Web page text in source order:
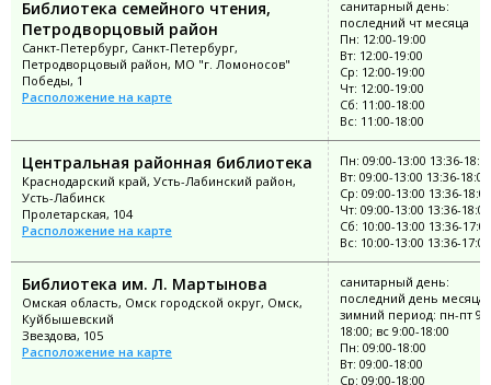
Библиотека семейного чтения,
Петродворцовый район
Санкт-Петербург, Санкт-Петербург,
Петродворцовый район, МО "г. Ломоносов"
Победы, 1
Расположение на карте
санитарный день:
последний чт месяца
Пн: 12:00-19:00
Вт: 12:00-19:00
Ср: 12:00-19:00
Чт: 12:00-19:00
Сб: 11:00-18:00
Вс: 11:00-18:00
Центральная районная библиотека
Краснодарский край, Усть-Лабинский район,
Усть-Лабинск
Пролетарская, 104
Расположение на карте
Пн: 09:00-13:00 13:36-
Вт: 09:00-13:00 13:36-18:00
Ср: 09:00-13:00 13:36-18:00
Чт: 09:00-13:00 13:36-18:00
Сб: 10:00-13:00 13:36-17:00
Вс: 10:00-13:00 13:36-17:00
Библиотека им. Л. Мартынова
Омская область, Омск городской округ, Омск,
Куйбышевский
Звездова, 105
Расположение на карте
санитарный день:
последний день месяца;
зимний период: пн-пт
18:00; вс 9:00-18:00
Пн: 09:00-18:00
Вт: 09:00-18:00
Ср: 09:00-18:00